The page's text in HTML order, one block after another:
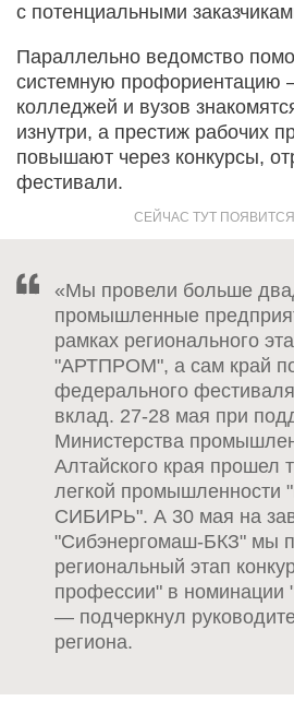
с потенциальными
Параллельно ведомство
системную профориентацию
колледжей и вузов
изнутри, а престиж рабочих
повышают через конкурсы,
фестивали.
«Мы провели больше
промышленные
рамках регионального
"АРТПРОМ", а сам край
федерального
вклад. 27-28 мая при
Министерства
Алтайского края прошел
легкой
СИБИРЬ". А 30 мая на
"Сибэнергомаш-БКЗ" мы
региональный этап
профессии" в номинации
— подчеркнул
региона.